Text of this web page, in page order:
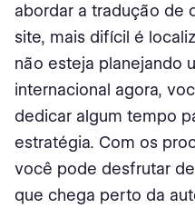
abordar a tradução de
site, mais difícil é
não esteja planejando
internacional agora,
dedicar algum tempo
estratégia. Com os
você pode desfrutar
que chega perto da